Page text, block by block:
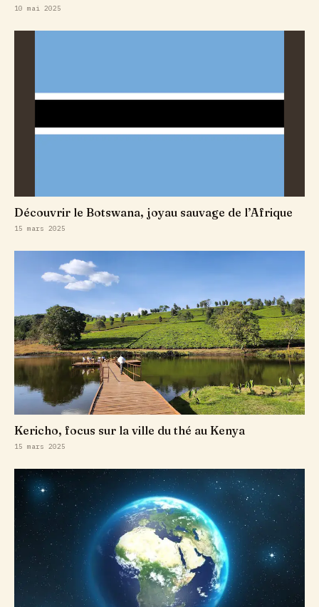
10 mai 2025
Découvrir le Botswana, joyau sauvage de l’Afrique
15 mars 2025
Kericho, focus sur la ville du thé au Kenya
15 mars 2025